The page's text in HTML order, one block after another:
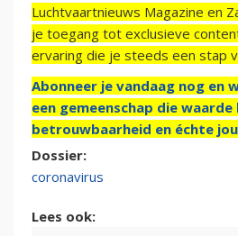
Luchtvaartnieuws Magazine en
je toegang tot exclusieve
ervaring die je steeds een stap
Abonneer je vandaag nog en
een gemeenschap die
betrouwbaarheid en échte
Dossier:
coronavirus
Lees ook: